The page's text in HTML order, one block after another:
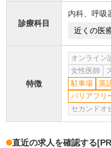
診療科目
内科、 呼吸
近くの医
特徴
オンライン
女性医師
駐車場
英
バリアフリ
セカンドオ
直近の求人を確認する